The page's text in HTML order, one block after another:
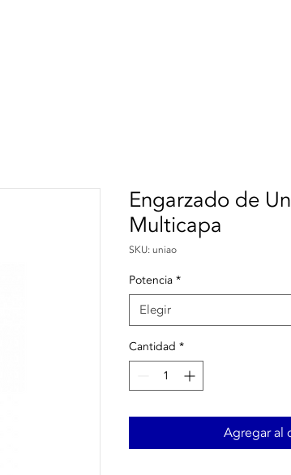
Engarzado de
Multicapa
SKU: uniao
Potencia *
Elegir
Cantidad *
Agregar al